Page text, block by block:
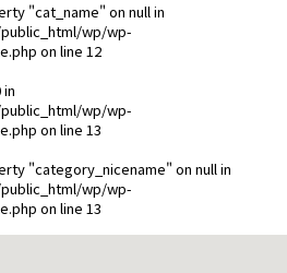
"cat_name" on null in
wp/wp-
on line 12
wp/wp-
on line 13
"category_nicename" on null in
wp/wp-
on line 13